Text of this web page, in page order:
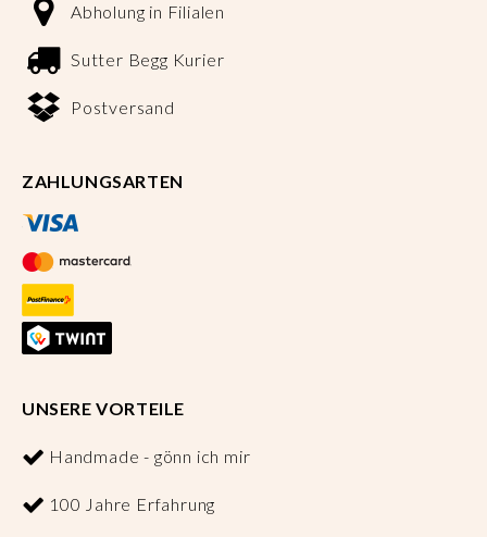
Abholung in Filialen
Sutter Begg Kurier
Postversand
ZAHLUNGSARTEN
UNSERE VORTEILE
Handmade - gönn ich mir
100 Jahre Erfahrung